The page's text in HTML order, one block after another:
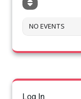
NO EVENTS
Log In